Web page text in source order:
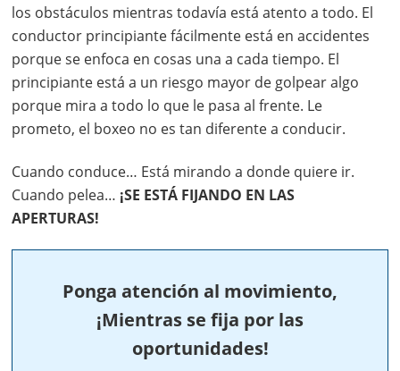
los obstáculos mientras todavía está atento a todo. El
conductor principiante fácilmente está en accidentes
porque se enfoca en cosas una a cada tiempo. El
principiante está a un riesgo mayor de golpear algo
porque mira a todo lo que le pasa al frente. Le
prometo, el boxeo no es tan diferente a conducir.
Cuando conduce… Está mirando a donde quiere ir.
Cuando pelea… ¡SE ESTÁ FIJANDO EN LAS
APERTURAS!
Ponga atención al movimiento,
¡Mientras se fija por las
oportunidades!